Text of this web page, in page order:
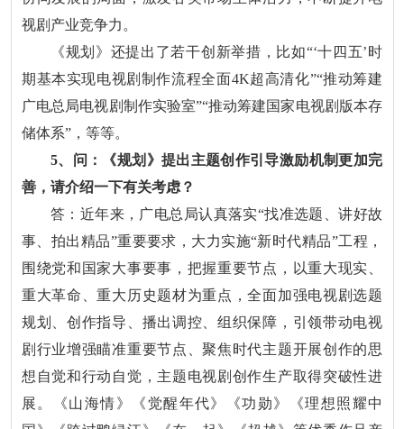
视剧产业竞争力。
《规划》还提出了若干创新举措，比如“‘十四五’时
期基本实现电视剧制作流程全面4K超高清化”“推动筹建
广电总局电视剧制作实验室”“推动筹建国家电视剧版本存
储体系”，等等。
5、问：《规划》提出主题创作引导激励机制更加完
善，请介绍一下有关考虑？
答：近年来，广电总局认真落实“找准选题、讲好故
事、拍出精品”重要要求，大力实施“新时代精品”工程，
围绕党和国家大事要事，把握重要节点，以重大现实、
重大革命、重大历史题材为重点，全面加强电视剧选题
规划、创作指导、播出调控、组织保障，引领带动电视
剧行业增强瞄准重要节点、聚焦时代主题开展创作的思
想自觉和行动自觉，主题电视剧创作生产取得突破性进
展。《山海情》《觉醒年代》《功勋》《理想照耀中